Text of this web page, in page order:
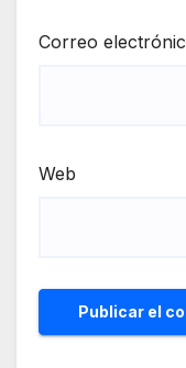
Correo
Web